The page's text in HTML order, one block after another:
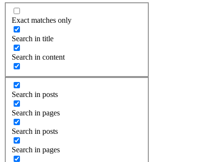
Exact matches only
Search in title
Search in content
Search in posts
Search in pages
Search in posts
Search in pages